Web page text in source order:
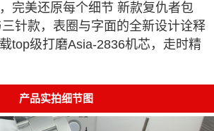
完美还原每个细节 新款复仇者包
针款，表圈与字面的全新设计诠释
top级打磨Asia-2836机芯，走时精
产品实拍细节图